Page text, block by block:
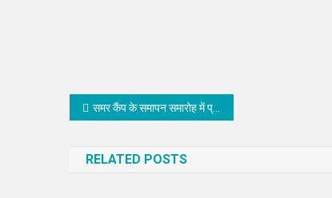
Post
समर कैंप के समापन समारोह में प्रतिभाओं का हुआ सम्मान
RELATED POSTS